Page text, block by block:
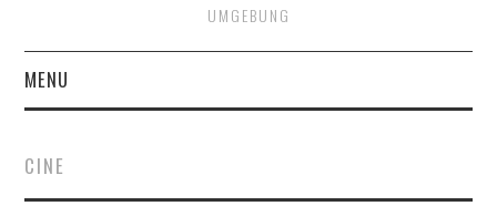
UMGEBUNG
MENU
EVENTOS
CINE